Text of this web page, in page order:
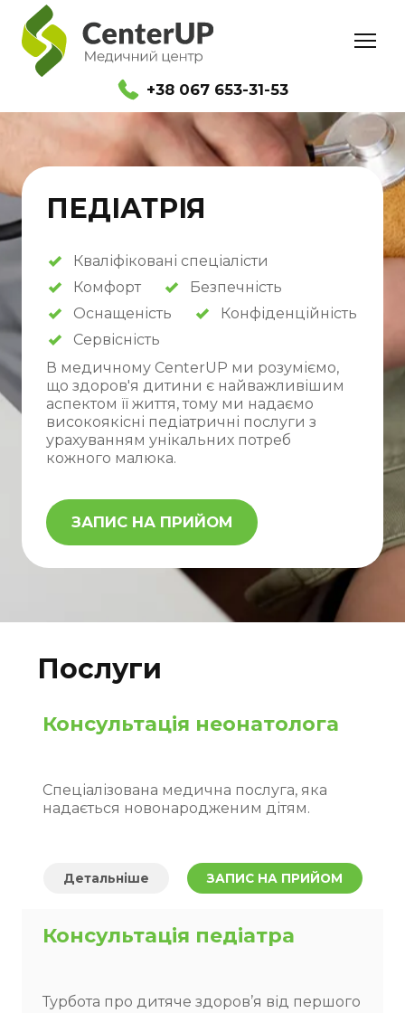
+38 067 653-31-53
ПЕДІАТРІЯ
Кваліфіковані спеціалісти
Комфорт
Безпечність
Оснащеність
Конфіденційність
Сервісність
В медичному CenterUP ми розуміємо,
що здоров'я дитини є найважливішим
аспектом її життя, тому ми надаємо
високоякісні педіатричні послуги з
урахуванням унікальних потреб
кожного малюка.
ЗАПИС НА ПРИЙОМ
Послуги
Консультація неонатолога
Спеціалізована медична послуга, яка
надається новонародженим дітям.
Детальніше ЗАПИС НА ПРИЙОМ
Консультація педіатра
Турбота про дитяче здоров’я від першого